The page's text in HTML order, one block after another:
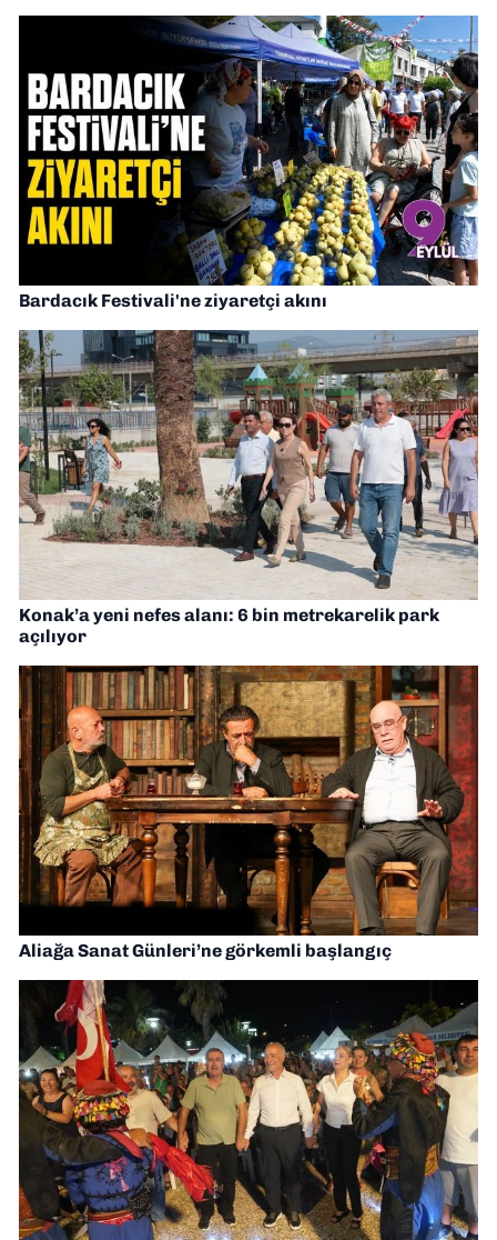
Bardacık Festivali'ne ziyaretçi akını
Konak’a yeni nefes alanı: 6 bin metrekarelik park
açılıyor
Aliağa Sanat Günleri’ne görkemli başlangıç